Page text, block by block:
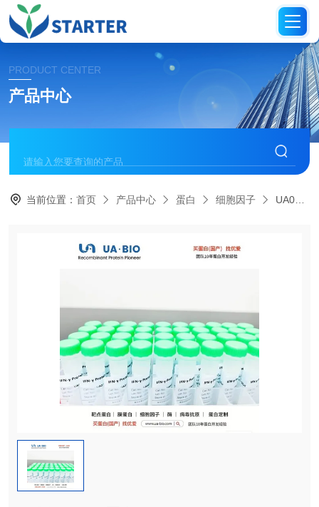
PRODUCT CENTER
产品中心
当前位置：首页 产品中心 蛋白 细胞因子 UA040216人源 NT-3 蛋白